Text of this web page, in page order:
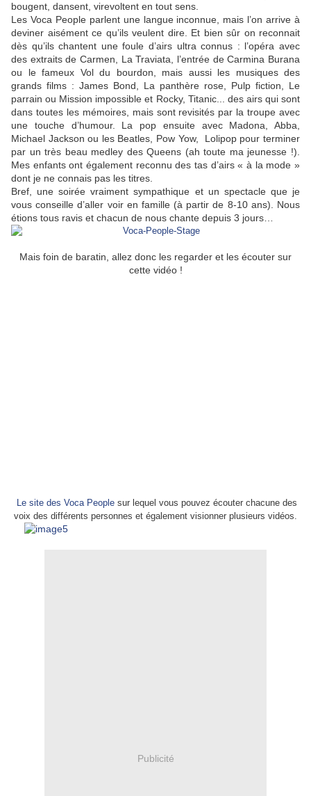
bougent, dansent, virevoltent en tout sens.
Les Voca People parlent une langue inconnue, mais l’on arrive à
deviner aisément ce qu’ils veulent dire. Et bien sûr on reconnait
dès qu’ils chantent une foule d’airs ultra connus : l’opéra avec
des extraits de Carmen, La Traviata, l’entrée de Carmina Burana
ou le fameux Vol du bourdon, mais aussi les musiques des
grands films : James Bond, La panthère rose, Pulp fiction, Le
parrain ou Mission impossible et Rocky, Titanic... des airs qui sont
dans toutes les mémoires, mais sont revisités par la troupe avec
une touche d’humour. La pop ensuite avec Madona, Abba,
Michael Jackson ou les Beatles, Pow Yow, Lolipop pour terminer
par un très beau medley des Queens (ah toute ma jeunesse !).
Mes enfants ont également reconnu des tas d’airs « à la mode »
dont je ne connais pas les titres.
Bref, une soirée vraiment sympathique et un spectacle que je
vous conseille d’aller voir en famille (à partir de 8-10 ans). Nous
étions tous ravis et chacun de nous chante depuis 3 jours…
Mais foin de baratin, allez donc les regarder et les écouter sur
cette vidéo !
Le site des Voca People sur lequel vous pouvez écouter chacune des
voix des différents personnes et également visionner plusieurs vidéos.
Publicité